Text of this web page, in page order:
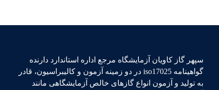
سپهر گاز کاویان آزمایشگاه مرجع اداره استاندارد دارنده
گواهینامه iso17025 در دو زمینه آزمون و کالیبراسیون، قادر
به تولید و آزمون انواع گازهای خالص آزمایشگاهی مانند